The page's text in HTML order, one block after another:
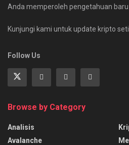
Anda memperoleh pengetahuan
Kunjungi kami untuk update kripto
Follow Us
Browse by Category
Analisis
Avalanche